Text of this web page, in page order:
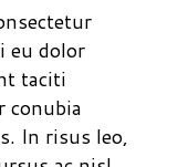
eu dolor
taciti
conubia
In risus leo,